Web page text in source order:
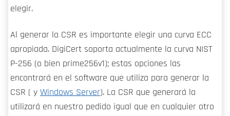
elegir.
Al generar la CSR es importante elegir una curva ECC
apropiada. DigiCert soporta actualmente la curva NIST
P-256 (o bien prime256v1); estas opciones las
encontrará en el software que utiliza para generar la
CSR ( y Windows Server). La CSR que generará la
utilizará en nuestro pedido igual que en cualquier otro